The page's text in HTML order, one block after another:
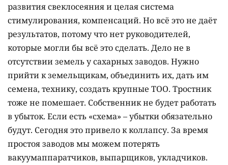
развития свеклосеяния и целая система
стимулирования, компенсаций. Но всё это не даёт
результатов, потому что нет руководителей,
которые могли бы всё это сделать. Дело не в
отсутствии земель у сахарных заводов. Нужно
прийти к земельщикам, объединить их, дать им
семена, технику, создать крупные ТОО. Тростник
тоже не помешает. Собственник не будет работать
в убыток. Если есть «схема» – убытки обязательно
будут. Сегодня это привело к коллапсу. За время
простоя заводов мы можем потерять
вакуумаппаратчиков, выпарщиков, укладчиков.